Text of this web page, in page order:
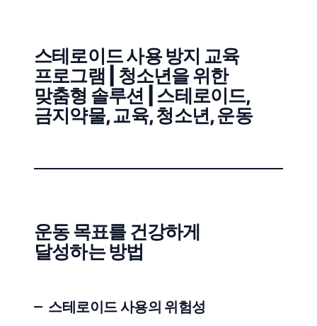
스테로이드 사용 방지 교육
프로그램 | 청소년을 위한
맞춤형 솔루션 | 스테로이드,
금지약물, 교육, 청소년, 운동
운동 목표를 건강하게
달성하는 방법
스테로이드 사용의 위험성